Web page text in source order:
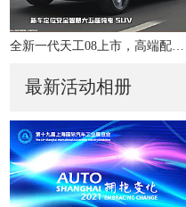
全新一代天工08上市，高端配置大众化，重新定义性价比
最新活动相册